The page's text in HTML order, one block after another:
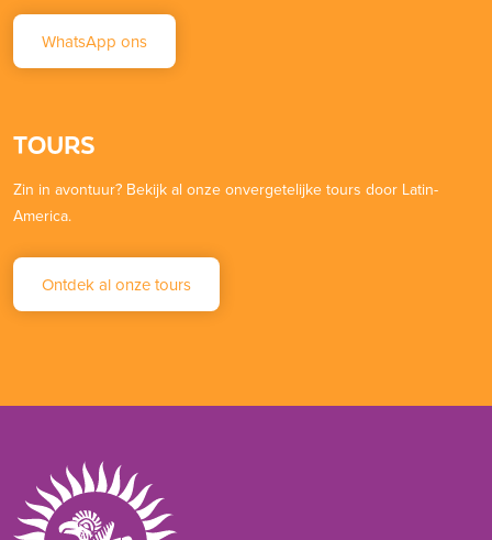
WhatsApp ons
TOURS
Zin in avontuur? Bekijk al onze onvergetelijke tours door Latin-
America.
Ontdek al onze tours